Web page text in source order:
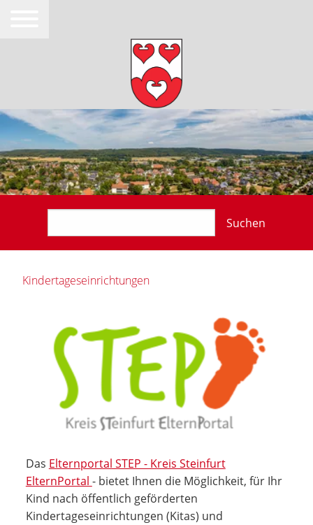
Suchen
Kindertageseinrichtungen
Das Elternportal STEP - Kreis Steinfurt
ElternPortal - bietet Ihnen die Möglichkeit, für Ihr
Kind nach öffentlich geförderten
Kindertageseinrichtungen (Kitas) und